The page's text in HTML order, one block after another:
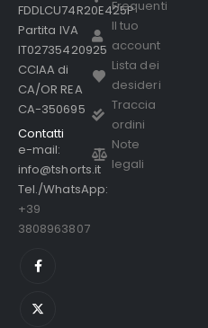
FDDLCU74R20E425P
Partita IVA
IT02735420925
CCIAA di
CA/OR REA
CA-350695
Contatti
e-mail:
info@tshorts.it
Tel./WhatsApp:
+39
3808963807
Frequenti
Il tuo
account
Lista dei
desideri
Traccia
ordini
Note
legali